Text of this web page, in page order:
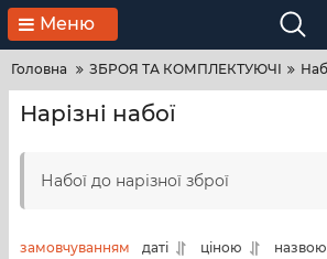
Меню
Головна ЗБРОЯ ТА КОМПЛЕКТУЮЧІ
Нарізні набої
Набої до нарізної зброї
замовчуванням даті ціною
назвою